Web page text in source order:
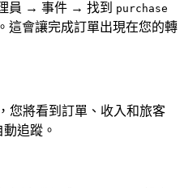
員 → 事件 → 找到 purchase
。這會讓完成訂單出現在您的轉
，您將看到訂單、收入和旅客
追蹤。